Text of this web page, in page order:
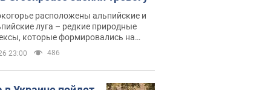
расположены альпийские и
луга – редкие природные
которые формировались на
сотен лет
23:00 486